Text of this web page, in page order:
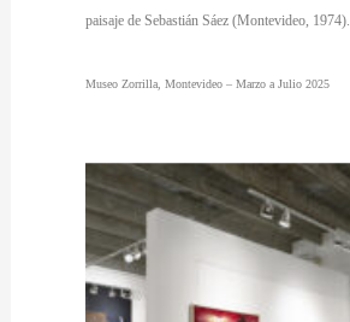
paisaje de Sebastián Sáez (Montevideo, 1974).
Museo Zorrilla, Montevideo – Marzo a Julio 2025